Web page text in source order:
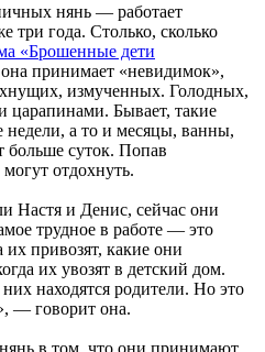
нянь — работает
три года. Столько, сколько
«Брошенные дети
принимает «невидимок»,
измученных. Голодных,
царапинами. Бывает, такие
недели, а то и месяцы, ванны,
больше суток. Попав
отдохнуть.
Настя и Денис, сейчас они
трудное в работе — это
их привозят, какие они
их увозят в детский дом.
находятся родители. Но это
— говорит она.
в том, что они принимают